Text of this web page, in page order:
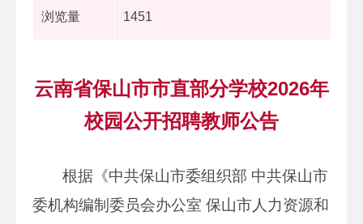
浏览量 1451
云南省保山市市直部分学校2026年
校园公开招聘教师公告
根据《中共保山市委组织部 中共保山市
委机构编制委员会办公室 保山市人力资源和